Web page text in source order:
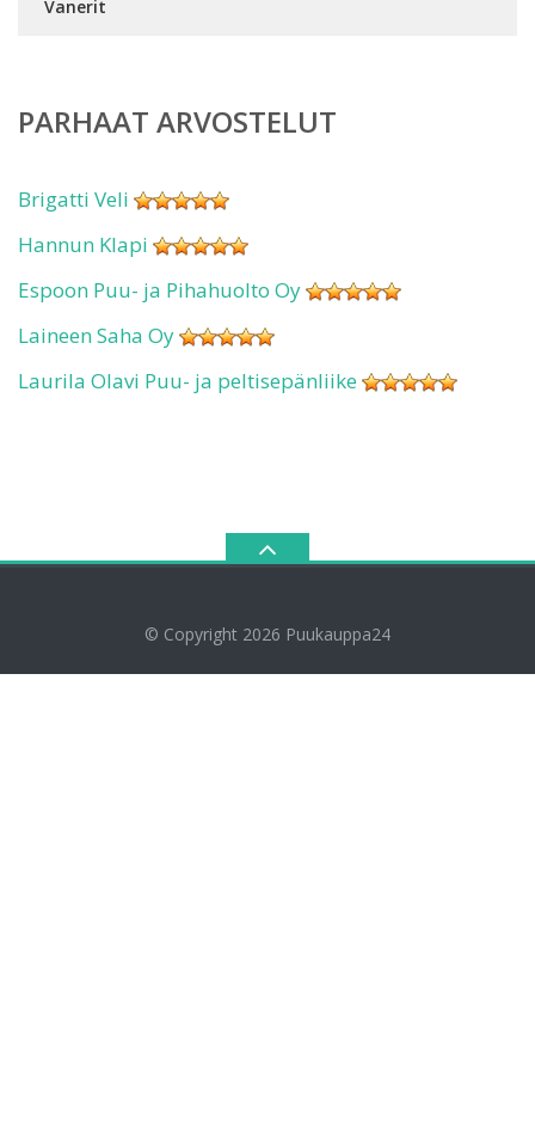
Vanerit
PARHAAT ARVOSTELUT
Brigatti Veli
Hannun Klapi
Espoon Puu- ja Pihahuolto Oy
Laineen Saha Oy
Laurila Olavi Puu- ja peltisepänliike
© Copyright 2026 Puukauppa24